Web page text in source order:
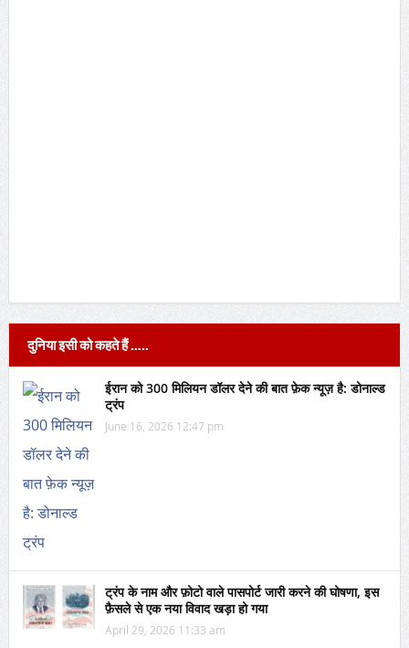
दुनिया इसी को कहते हैं …..
ईरान को 300 मिलियन डॉलर देने की बात फ़ेक न्यूज़ है: डोनाल्ड
ट्रंप
June 16, 2026 12:47 pm
ट्रंप के नाम और फ़ोटो वाले पासपोर्ट जारी करने की घोषणा, इस
फ़ैसले से एक नया विवाद खड़ा हो गया
April 29, 2026 11:33 am